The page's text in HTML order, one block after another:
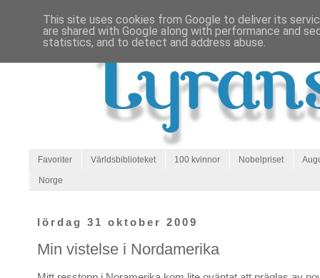
Favoriter Världsbiblioteket 100 kvinnor Nobelpriset
Norge
lördag 31 oktober 2009
Min vistelse i Nordamerika
This site uses cookies from Google to deliver its
are shared with Google along with performance and
statistics, and to detect and address abuse.